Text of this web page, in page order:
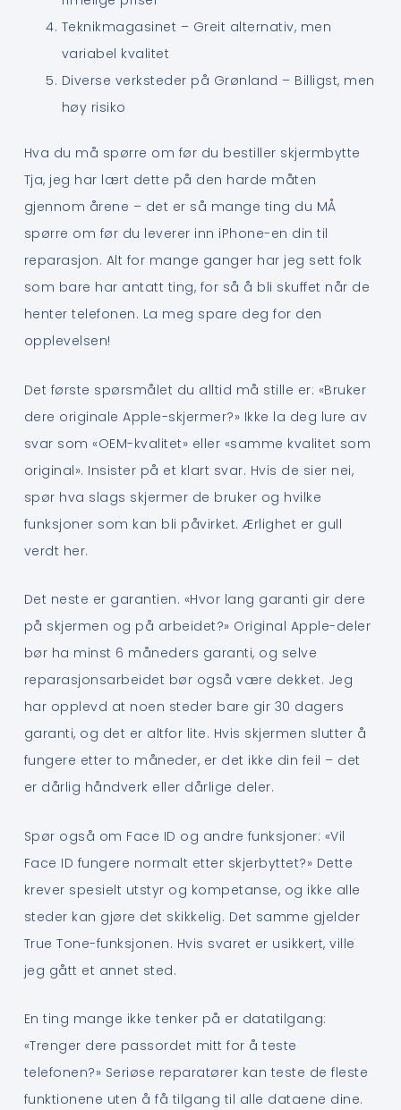
Teknikmagasinet – Greit alternativ, men
variabel kvalitet
Diverse verksteder på Grønland – Billigst, men
høy risiko
Hva du må spørre om før du bestiller skjermbytte
Tja, jeg har lært dette på den harde måten
gjennom årene – det er så mange ting du MÅ
spørre om før du leverer inn iPhone-en din til
reparasjon. Alt for mange ganger har jeg sett folk
som bare har antatt ting, for så å bli skuffet når de
henter telefonen. La meg spare deg for den
opplevelsen!
Det første spørsmålet du alltid må stille er: «Bruker
dere originale Apple-skjermer?» Ikke la deg lure av
svar som «OEM-kvalitet» eller «samme kvalitet som
original». Insister på et klart svar. Hvis de sier nei,
spør hva slags skjermer de bruker og hvilke
funksjoner som kan bli påvirket. Ærlighet er gull
verdt her.
Det neste er garantien. «Hvor lang garanti gir dere
på skjermen og på arbeidet?» Original Apple-deler
bør ha minst 6 måneders garanti, og selve
reparasjonsarbeidet bør også være dekket. Jeg
har opplevd at noen steder bare gir 30 dagers
garanti, og det er altfor lite. Hvis skjermen slutter å
fungere etter to måneder, er det ikke din feil – det
er dårlig håndverk eller dårlige deler.
Spør også om Face ID og andre funksjoner: «Vil
Face ID fungere normalt etter skjerbyttet?» Dette
krever spesielt utstyr og kompetanse, og ikke alle
steder kan gjøre det skikkelig. Det samme gjelder
True Tone-funksjonen. Hvis svaret er usikkert, ville
jeg gått et annet sted.
En ting mange ikke tenker på er datatilgang:
«Trenger dere passordet mitt for å teste
telefonen?» Seriøse reparatører kan teste de fleste
funktionene uten å få tilgang til alle dataene dine.